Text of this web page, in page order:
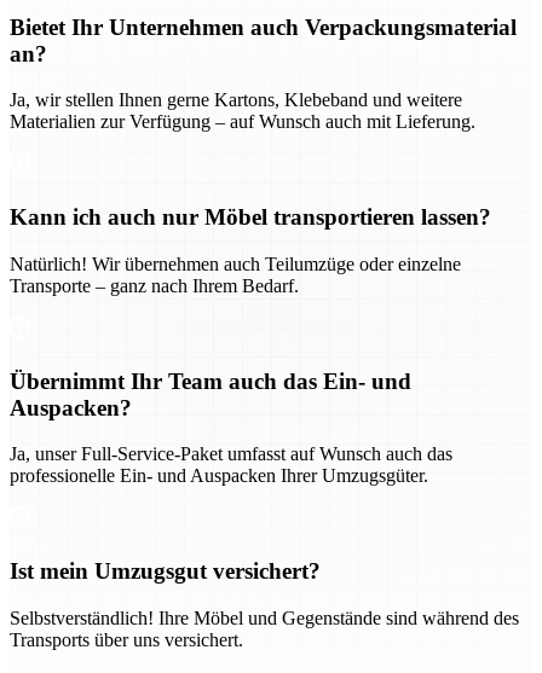
Bietet Ihr Unternehmen auch Verpackungsmaterial
an?
Ja, wir stellen Ihnen gerne Kartons, Klebeband und weitere
Materialien zur Verfügung – auf Wunsch auch mit Lieferung.
Kann ich auch nur Möbel transportieren lassen?
Natürlich! Wir übernehmen auch Teilumzüge oder einzelne
Transporte – ganz nach Ihrem Bedarf.
Übernimmt Ihr Team auch das Ein- und
Auspacken?
Ja, unser Full-Service-Paket umfasst auf Wunsch auch das
professionelle Ein- und Auspacken Ihrer Umzugsgüter.
Ist mein Umzugsgut versichert?
Selbstverständlich! Ihre Möbel und Gegenstände sind während des
Transports über uns versichert.